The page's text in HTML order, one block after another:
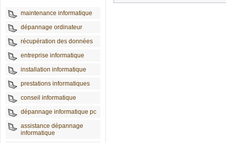
maintenance informatique
dépannage ordinateur
récupération des données
entreprise informatique
installation informatique
prestations informatiques
conseil informatique
dépannage informatique pc
assistance dépannage
informatique